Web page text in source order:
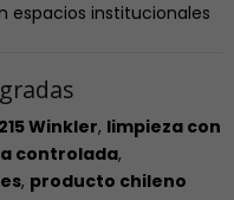
espacios institucionales
Winkler, limpieza con
controlada,
, producto chileno